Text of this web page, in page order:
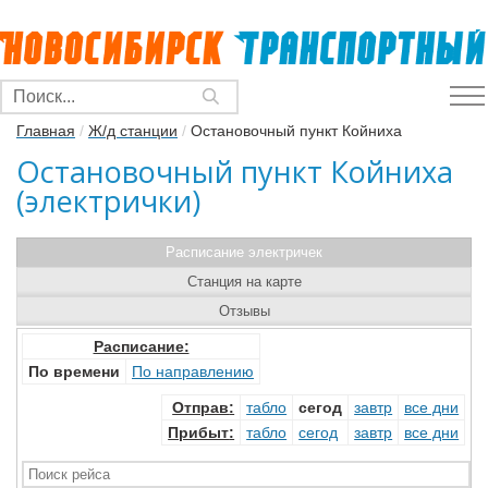
Главная / Ж/д станции / Остановочный пункт Койниха
Остановочный пункт Койниха
(электрички)
Расписание электричек
Расписание:
По времени
По направлению
Отправ: табло сегод завтр
все дни
Прибыт: табло сегод завтр все дни
Станция на карте
Отзывы